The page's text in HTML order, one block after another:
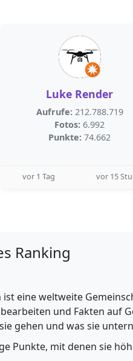
Luke Render
Aufrufe: 212.788.719
Fotos: 6.992
Punkte: 74.662
vor 1 Tag vor 15
Ranking
eine weltweite
und Fakten auf
gehen und was sie
Punkte, mit denen sie